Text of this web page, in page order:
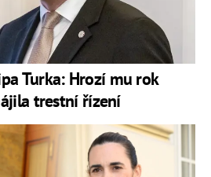
Turka: Hrozí mu rok
trestní řízení